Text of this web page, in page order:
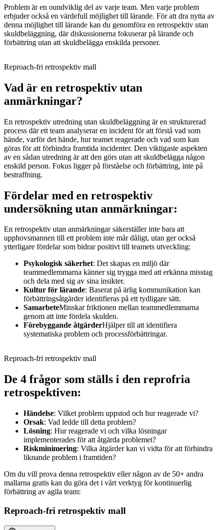
Problem är en oundviklig del av varje team. Men varje problem
erbjuder också en värdefull möjlighet till lärande. För att dra nytta av
denna möjlighet till lärande kan du genomföra en retrospektiv utan
skuldbeläggning, där diskussionerna fokuserar på lärande och
förbättring utan att skuldbelägga enskilda personer.
Reproach-fri retrospektiv mall
Vad är en retrospektiv utan
anmärkningar?
En retrospektiv utredning utan skuldbeläggning är en strukturerad
process där ett team analyserar en incident för att förstå vad som
hände, varför det hände, hur teamet reagerade och vad som kan
göras för att förhindra framtida incidenter. Den viktigaste aspekten
av en sådan utredning är att den görs utan att skuldbelägga någon
enskild person. Fokus ligger på förståelse och förbättring, inte på
bestraffning.
Fördelar med en retrospektiv
undersökning utan anmärkningar:
En retrospektiv utan anmärkningar säkerställer inte bara att
upphovsmannen till ett problem inte mår dåligt, utan ger också
ytterligare fördelar som bidrar positivt till teamets utveckling:
Psykologisk säkerhet: Det skapas en miljö där
teammedlemmarna känner sig trygga med att erkänna misstag
och dela med sig av sina insikter.
Kultur för lärande: Baserat på ärlig kommunikation kan
förbättringsåtgärder identifieras på ett tydligare sätt.
SamarbeteMinskar friktionen mellan teammedlemmarna
genom att inte fördela skulden.
Förebyggande åtgärderHjälper till att identifiera
systematiska problem och processförbättringar.
Reproach-fri retrospektiv mall
De 4 frågor som ställs i den reprofria
retrospektiven:
Händelse: Vilket problem uppstod och hur reagerade vi?
Orsak: Vad ledde till detta problem?
Lösning: Hur reagerade vi och vilka lösningar
implementerades för att åtgärda problemet?
Riskminimering: Vilka åtgärder kan vi vidta för att förhindra
liknande problem i framtiden?
Om du vill prova denna retrospektiv eller någon av de 50+ andra
mallarna gratis kan du göra det i vårt verktyg för kontinuerlig
förbättring av agila team:
Reproach-fri retrospektiv mall